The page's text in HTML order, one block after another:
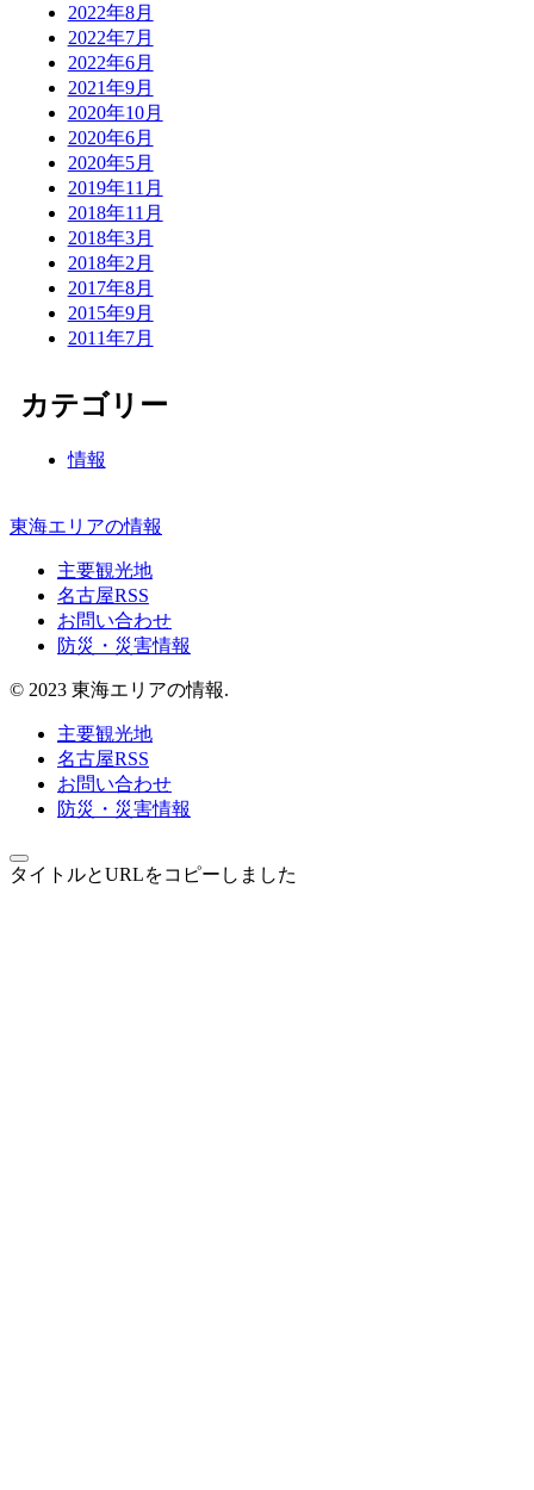
2022年8月
2022年7月
2022年6月
2021年9月
2020年10月
2020年6月
2020年5月
2019年11月
2018年11月
2018年3月
2018年2月
2017年8月
2015年9月
2011年7月
カテゴリー
情報
東海エリアの情報
主要観光地
名古屋RSS
お問い合わせ
防災・災害情報
© 2023 東海エリアの情報.
主要観光地
名古屋RSS
お問い合わせ
防災・災害情報
タイトルとURLをコピーしました